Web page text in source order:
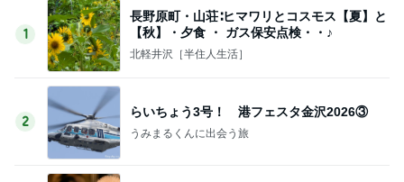
1
長野原町・山荘∶ヒマワリとコスモス【夏】と
【秋】・夕食 ・ ガス保安点検・・♪
北軽井沢［半住人生活］
2
らいちょう3号！ 港フェスタ金沢2026③
うみまるくんに出会う旅